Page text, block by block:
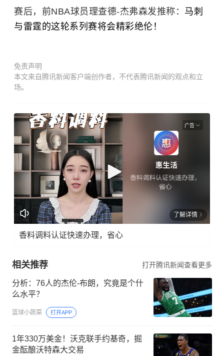
赛后，前NBA球员理查德-杰弗森发推称： 马刺
与雷霆的这轮系列赛将会精彩绝伦！
免责声明
本文来自腾讯新闻客户端创作者，不代表腾讯新闻的观点和立
场。
广告
了解详情
香料调料认证快速办理，省心
相关推荐 打开腾讯新闻查看更多
分析：76人的杰伦-布朗，究竟是个什
么水平？
篮球小蔬菜 打开APP
1年330万美金！沃克联手约基奇，掘
金酝酿沃特森大交易